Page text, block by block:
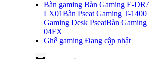
Bàn gaming Bàn Gaming E-
LX01Bàn Pseat Gaming T-1400
Gaming Desk PseatBàn
04FX
Ghế gaming Đang cập nhật